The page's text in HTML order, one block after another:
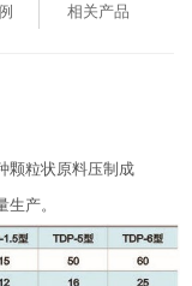
相关产品
颗粒状原料压制成
产。